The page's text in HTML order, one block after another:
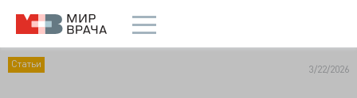
Статьи 3/22/2026